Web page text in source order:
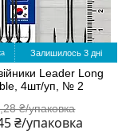
Залишилось 3 дні
Leader Long
4шт/уп, № 2
₴/упаковка
₴/упаковка